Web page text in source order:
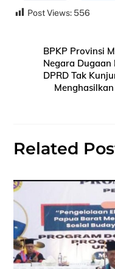
Post Views: 556
BPKP Provinsi
Negara Dugaan
DPRD Tak
Related